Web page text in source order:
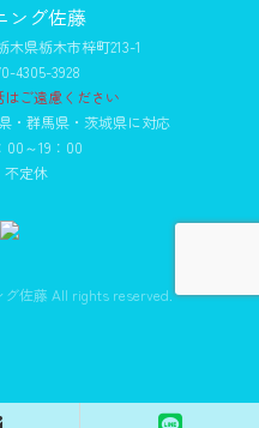
ング佐藤
木県栃木市梓町213-1
4305-3928
ご遠慮ください
・群馬県・茨城県に対応
00～19：00
不定休
佐藤 All rights reserved.